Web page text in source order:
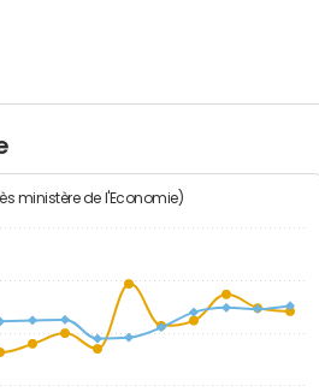
ministère de l'Economie)